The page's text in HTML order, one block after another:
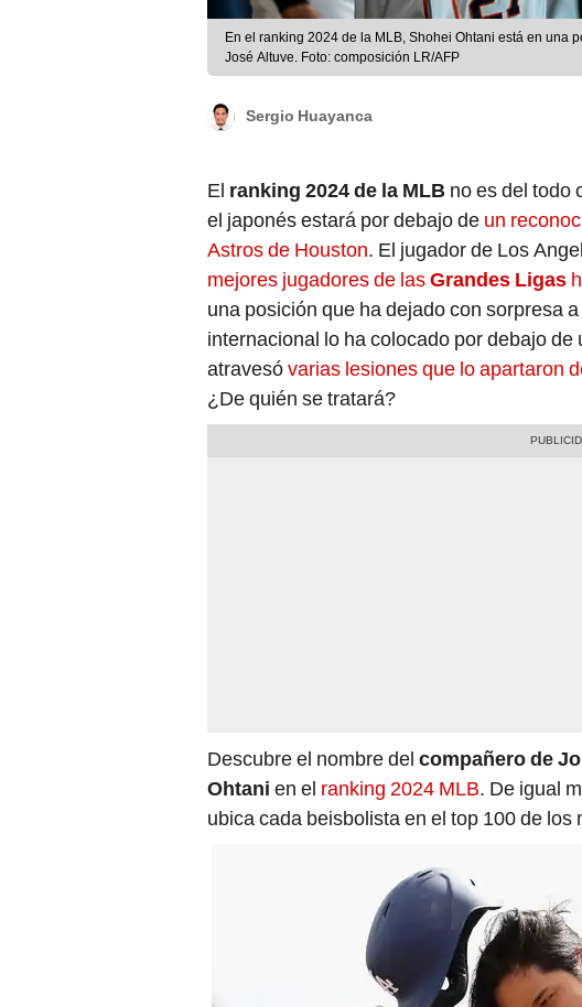
En el ranking 2024 de la MLB, Shohei Ohtani está en una
José Altuve. Foto: composición LR/AFP
Sergio Huayanca
El ranking 2024 de la MLB no es del todo
el japonés estará por debajo de un
Astros de Houston. El jugador de Los
mejores jugadores de lasGrandes Ligas
una posición que ha dejado con sorpresa
internacional lo ha colocado por debajo
atravesóvarias lesiones que lo apartaron
¿De quién se tratará?
Descubre el nombre del compañero de
Ohtani en el ranking 2024 MLB. De igual
ubica cada beisbolista en el top 100 de